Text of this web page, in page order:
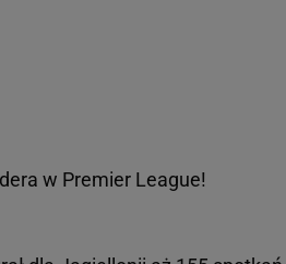
w Premier League!